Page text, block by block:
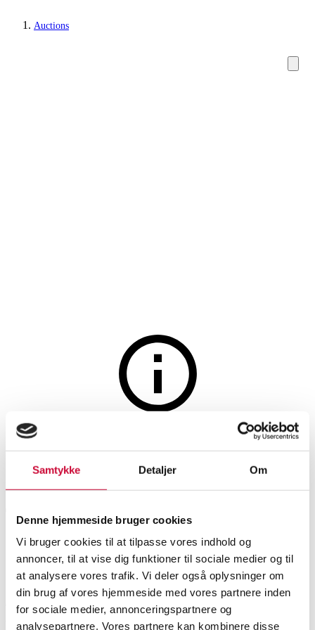
Samtykke Detaljer Om
Denne hjemmeside bruger cookies
Vi bruger cookies til at tilpasse vores indhold og
annoncer, til at vise dig funktioner til sociale medier og til
at analysere vores trafik. Vi deler også oplysninger om
din brug af vores hjemmeside med vores partnere inden
for sociale medier, annonceringspartnere og
analysepartnere. Vores partnere kan kombinere disse
Auctions
Shelving
Søren Ravn Christensen for
Umage. 12 shelves model
Teaser, petrol blue (12)
SHOWROOM
Aarhus
ESTIMATE
DKK 2,400
ITEM NUMBER
6532944
VAT lot